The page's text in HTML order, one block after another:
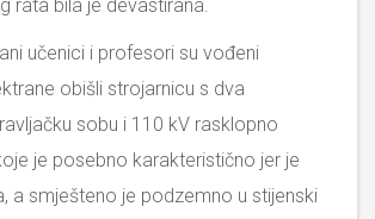
rata bila je devastirana.
učenici i profesori su vođeni
obišli strojarnicu s dva
sobu i 110 kV rasklopno
je posebno karakteristično jer je
a smješteno je podzemno u stijenski